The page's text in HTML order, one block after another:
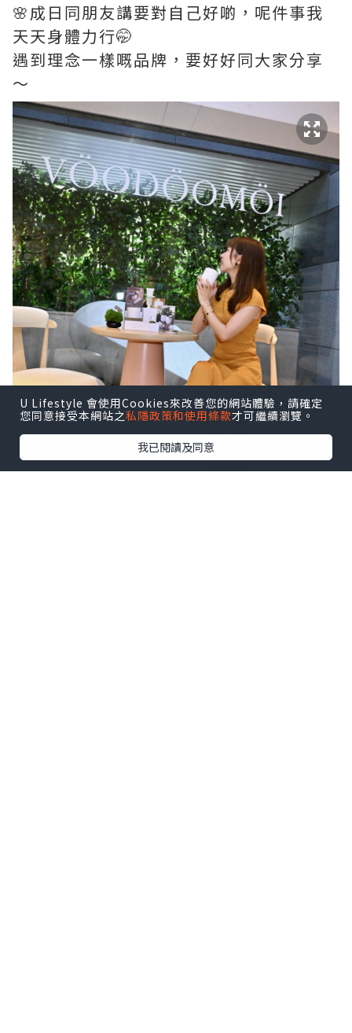
🌸成日同朋友講要對自己好啲，呢件事我
天天身體力行🤭
遇到理念一樣嘅品牌，要好好同大家分享
～
U Lifestyle 會使用Cookies來改善您的網站體驗，請確定
您同意接受本網站之私隱政策和使用條款才可繼續瀏覽。
我已閱讀及同意